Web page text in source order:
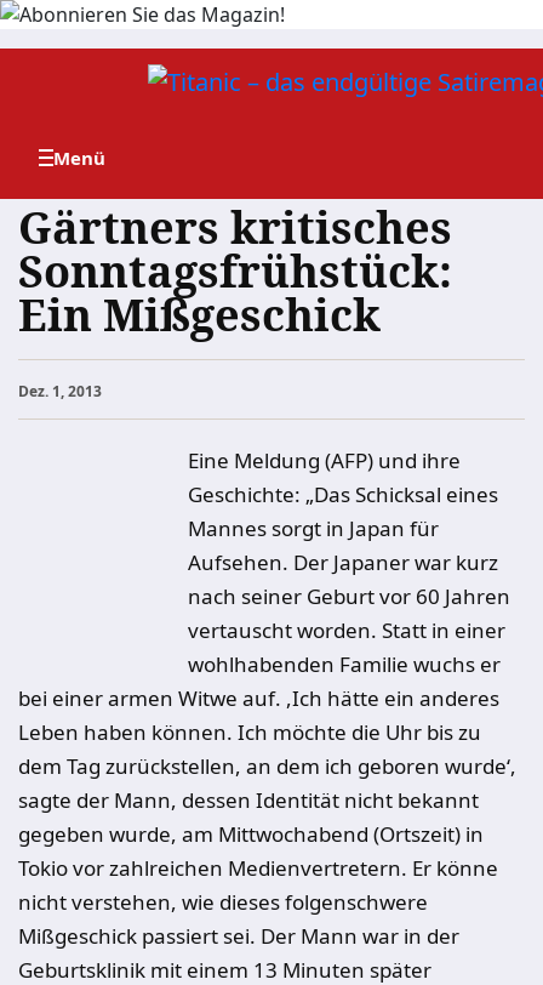
Zum
Gärtners kritisches
Sonntagsfrühstück:
Ein Mißgeschick
Dez. 1, 2013
Eine Meldung (AFP) und ihre
Geschichte: „Das Schicksal eines
Mannes sorgt in Japan für
Aufsehen. Der Japaner war kurz
nach seiner Geburt vor 60 Jahren
vertauscht worden. Statt in einer
wohlhabenden Familie wuchs er
bei einer armen Witwe auf. ,Ich hätte ein anderes
Leben haben können. Ich möchte die Uhr bis zu
dem Tag zurückstellen, an dem ich geboren wurde‘,
sagte der Mann, dessen Identität nicht bekannt
gegeben wurde, am Mittwochabend (Ortszeit) in
Tokio vor zahlreichen Medienvertretern. Er könne
nicht verstehen, wie dieses folgenschwere
Mißgeschick passiert sei. Der Mann war in der
Geburtsklinik mit einem 13 Minuten später